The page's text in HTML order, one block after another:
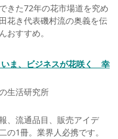
きた72年の花市場道を究め
花き代表磯村流の奥義を伝
おすすめ。
いま、ビジネスが花咲く 幸
生活研究所
、流通品目、販売アイデ
の1冊。業界人必携です。